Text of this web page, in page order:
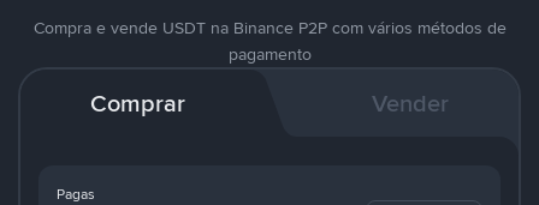
Compra e vende USDT na Binance P2P com vários métodos de
pagamento
Comprar Vender
Pagas